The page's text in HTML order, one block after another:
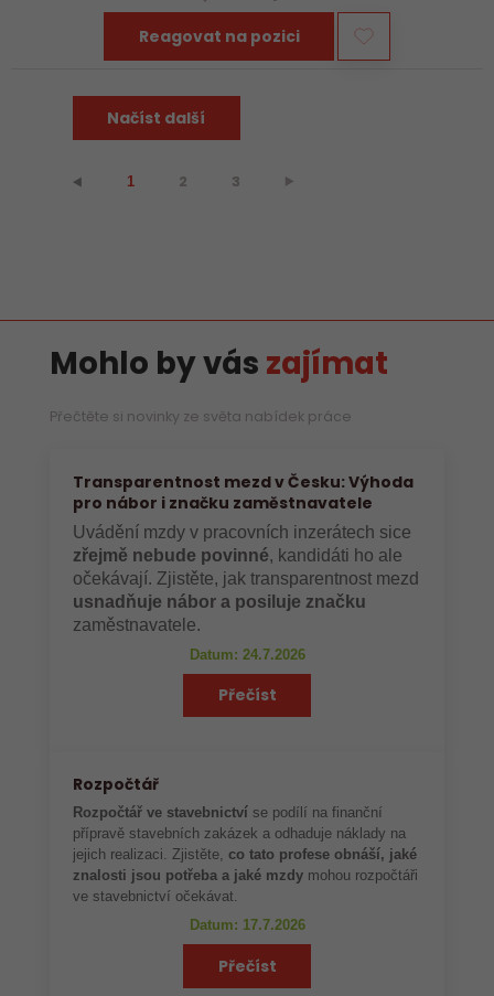
Reagovat na pozici
Načíst další
⯇ 1 2 3 ⯈
Mohlo by vás zajímat
Přečtěte si novinky ze světa nabídek práce
Transparentnost mezd v Česku: Výhoda
pro nábor i značku zaměstnavatele
Uvádění mzdy v pracovních inzerátech sice
zřejmě nebude povinné, kandidáti ho ale
očekávají. Zjistěte, jak transparentnost mezd
usnadňuje nábor a posiluje značku
zaměstnavatele.
Datum: 24.7.2026
Přečíst
Rozpočtář
Rozpočtář ve stavebnictví se podílí na finanční
přípravě stavebních zakázek a odhaduje náklady na
jejich realizaci. Zjistěte,co tato profese obnáší, jaké
znalosti jsou potřeba a jaké mzdy mohou rozpočtáři
ve stavebnictví očekávat.
Datum: 17.7.2026
Přečíst